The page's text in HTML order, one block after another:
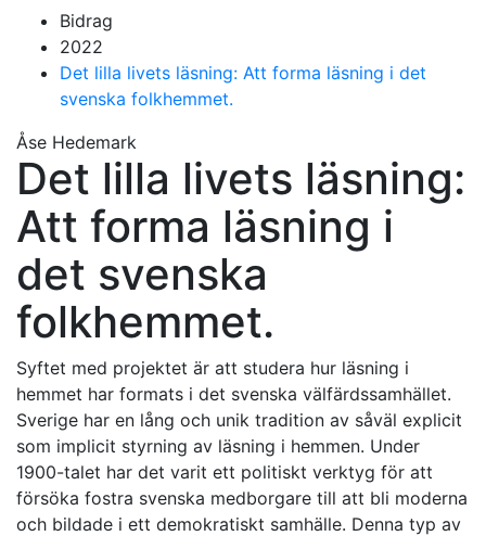
Bidrag
2022
Det lilla livets läsning: Att forma läsning i det
svenska folkhemmet.
Åse Hedemark
Det lilla livets läsning:
Att forma läsning i
det svenska
folkhemmet.
Syftet med projektet är att studera hur läsning i
hemmet har formats i det svenska välfärdssamhället.
Sverige har en lång och unik tradition av såväl explicit
som implicit styrning av läsning i hemmen. Under
1900-talet har det varit ett politiskt verktyg för att
försöka fostra svenska medborgare till att bli moderna
och bildade i ett demokratiskt samhälle. Denna typ av